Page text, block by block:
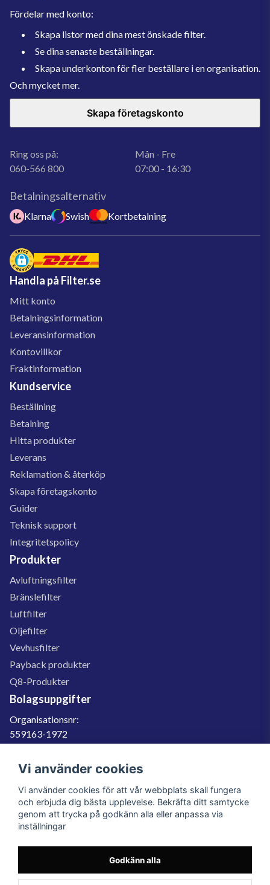
Fördelar med konto:
Skapa listor med dina mest önskade filter.
Se dina senaste beställningar.
Skapa underkonton för fler beställare i en organisation.
Och mycket mer.
Skapa företagskonto
Ring oss på:
060-566 800
Mån - Fre
07:00 - 16:30
Betalningsalternativ
Klarna Swish Kortbetalning
Handla på Filter.se
Mitt konto
Betalningsinformation
Leveransinformation
Kontovillkor
Fraktinformation
Kundservice
Beställning
Betalning
Hitta produkter
Leverans
Reklamation & återköp
Skapa företagskonto
Guider
Teknisk support
Integritetspolicy
Produkter
Avluftningsfilter
Bränslefilter
Luftfilter
Oljefilter
Vevhusfilter
Payback produkter
Q8-Produkter
Bolagsuppgifter
Organisationsnr:
559163-1972
SE559163197201
060-566 800
info@filter.se
559163-1972
Vi använder cookies
Vi använder cookies för att vår webbplats skall fungera
och erbjuda dig bästa upplevelse. Bekräfta ditt samtycke
genom att trycka på godkänn alla eller anpassa via
inställningar
Godkänn alla